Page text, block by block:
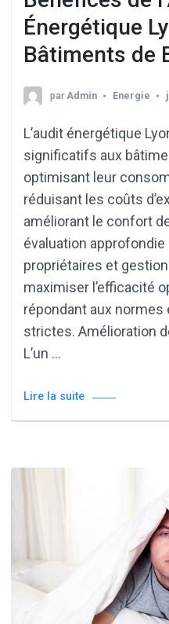
Énergétique
Bâtiments de
par Admin Energie
L’audit énergétique
significatifs aux
optimisant leur
réduisant les coûts
améliorant le confort
évaluation
propriétaires et
maximiser l’efficacité
répondant aux
strictes. Amélioration
L’un …
Lire la suite